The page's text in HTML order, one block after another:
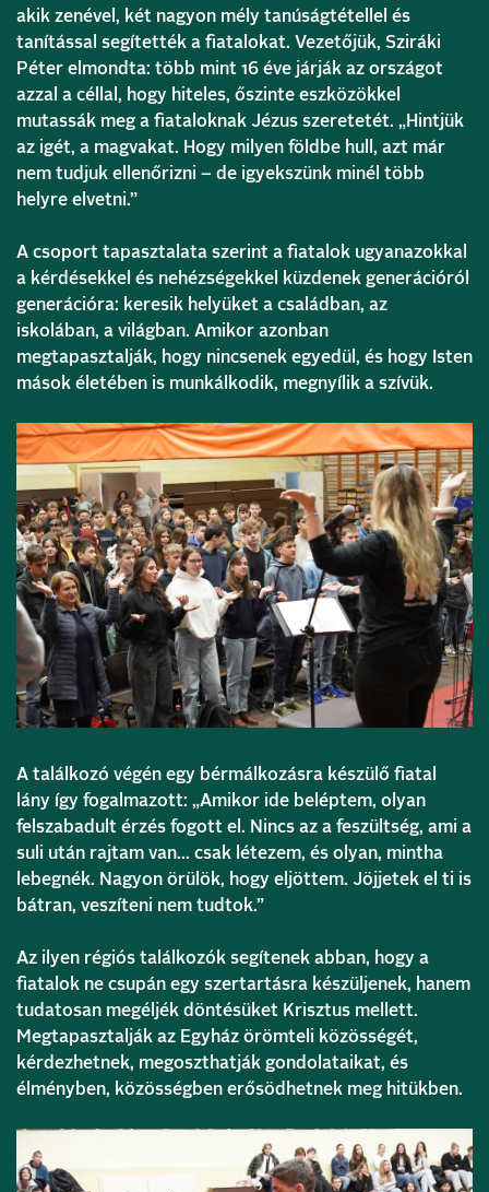
akik zenével, két nagyon mély tanúságtétellel és
tanítással segítették a fiatalokat. Vezetőjük, Sziráki
Péter elmondta: több mint 16 éve járják az országot
azzal a céllal, hogy hiteles, őszinte eszközökkel
mutassák meg a fiataloknak Jézus szeretetét. „Hintjük
az igét, a magvakat. Hogy milyen földbe hull, azt már
nem tudjuk ellenőrizni – de igyekszünk minél több
helyre elvetni.”
A csoport tapasztalata szerint a fiatalok ugyanazokkal
a kérdésekkel és nehézségekkel küzdenek generációról
generációra: keresik helyüket a családban, az
iskolában, a világban. Amikor azonban
megtapasztalják, hogy nincsenek egyedül, és hogy Isten
mások életében is munkálkodik, megnyílik a szívük.
A találkozó végén egy bérmálkozásra készülő fiatal
lány így fogalmazott: „Amikor ide beléptem, olyan
felszabadult érzés fogott el. Nincs az a feszültség, ami a
suli után rajtam van… csak létezem, és olyan, mintha
lebegnék. Nagyon örülök, hogy eljöttem. Jöjjetek el ti is
bátran, veszíteni nem tudtok.”
Az ilyen régiós találkozók segítenek abban, hogy a
fiatalok ne csupán egy szertartásra készüljenek, hanem
tudatosan megéljék döntésüket Krisztus mellett.
Megtapasztalják az Egyház örömteli közösségét,
kérdezhetnek, megoszthatják gondolataikat, és
élményben, közösségben erősödhetnek meg hitükben.